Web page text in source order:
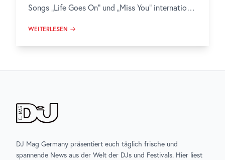
Songs „Life Goes On“ und „Miss You“ international
hat er Spuren hinterlassen.
WEITERLESEN
DJ Mag Germany präsentiert euch täglich frische und
spannende News aus der Welt der DJs und Festivals. Hier liest